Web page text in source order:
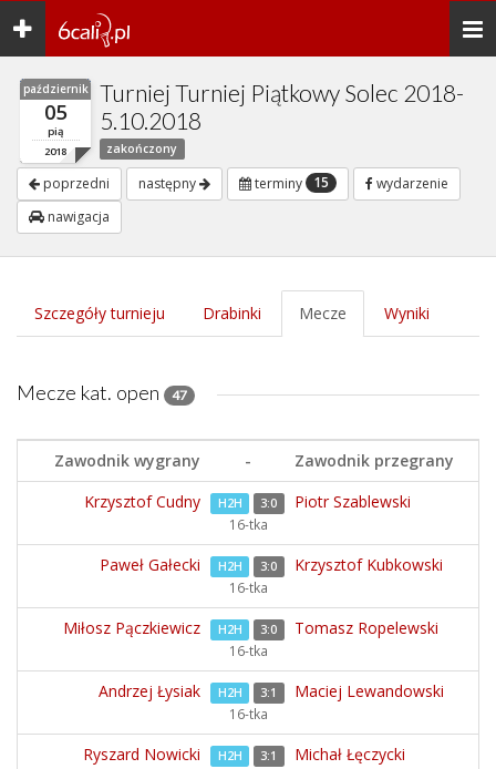
Toggle
navigation
październik
05
pią
2018
Turniej Turniej Piątkowy Solec 2018-
5.10.2018
zakończony
poprzedni następny terminy 15
wydarzenie
nawigacja
Szczegóły turnieju Drabinki Mecze Wyniki
Mecze kat. open 47
Zawodnik wygrany -
Zawodnik przegrany
Krzysztof Cudny
H2H 3:0 Piotr Szablewski
16-tka
Paweł Gałecki H2H 3:0 Krzysztof Kubkowski
16-tka
Miłosz Pączkiewicz H2H 3:0 Tomasz Ropelewski
16-tka
Andrzej Łysiak H2H 3:1 Maciej Lewandowski
16-tka
Ryszard Nowicki H2H 3:1 Michał Łęczycki